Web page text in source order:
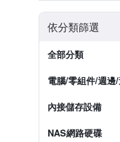
依分類篩選
全部分類
電腦/零組件/週邊
內接儲存設備
NAS網路硬碟